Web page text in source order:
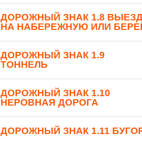
ДОРОЖНЫЙ ЗНАК 1.8
НА НАБЕРЕЖНУЮ ИЛИ
ДОРОЖНЫЙ ЗНАК 1.9
ТОННЕЛЬ
ДОРОЖНЫЙ ЗНАК 1.10
НЕРОВНАЯ ДОРОГА
ДОРОЖНЫЙ ЗНАК 1.11